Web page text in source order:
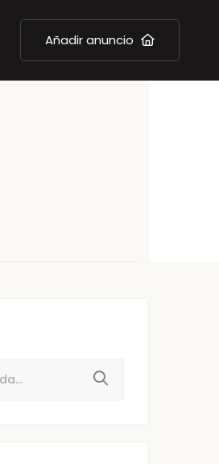
Añadir anuncio